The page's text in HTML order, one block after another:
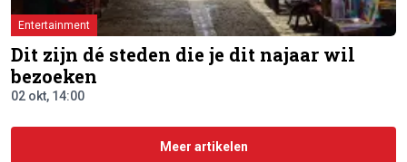
Entertainment
Dit zijn dé steden die je dit najaar wil
bezoeken
02 okt, 14:00
Meer artikelen